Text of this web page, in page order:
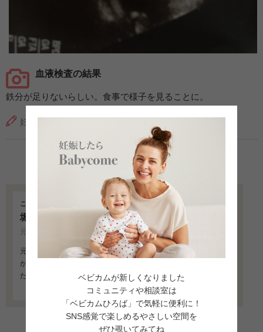
血液検査の結果
鉄分が足りないらしい。食事で様子を見ることに。
妊娠9ヶ月（32週2日）撮影日：2019年3月22日
1 2 3
この記事を監修したのは…
堀口 貞夫先生
元愛育病院院長・産婦人科医師
元愛育病院院長、元東京大学医学部講師。妊婦が安心して、自分
が納得のいくお産をするために、のべ4万人という妊・産婦をあた
たかく見守ってきた。「妊婦のことを親身になって考えてくれ
＞先生のプロフィールを見る
ベビカムが新しくなりました
コミュニティや相談室は
「ベビカムひろば」で気軽に便利に！
SNS感覚で楽しめるやさしい空間を
ぜひ覗いてみてね